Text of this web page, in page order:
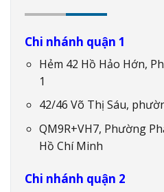
Chi nhánh quận 1
Hẻm 42 Hồ Hảo Hớn,
1
42/46 Võ Thị Sáu,
QM9R+VH7, Phường
Hồ Chí Minh
Chi nhánh quận 2